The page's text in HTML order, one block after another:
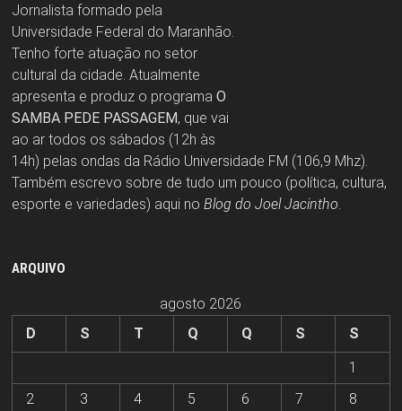
Jornalista formado pela
Universidade Federal do Maranhão.
Tenho forte atuação no setor
cultural da cidade. Atualmente
apresenta e produz o programa O
SAMBA PEDE PASSAGEM, que vai
ao ar todos os sábados (12h às
14h) pelas ondas da Rádio Universidade FM (106,9 Mhz).
Também escrevo sobre de tudo um pouco (política, cultura,
esporte e variedades) aqui no Blog do Joel Jacintho.
ARQUIVO
agosto 2026
D
S T Q Q S
S
1
2
3 4 5 6 7
8